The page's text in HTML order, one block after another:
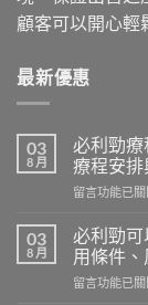
顧客可以開心輕
最新優惠
03
8 月
必利勁
療程安
在
利
勁
療
程
留言功能已關
03
8 月
必利勁
用條件
在
留言功能已關